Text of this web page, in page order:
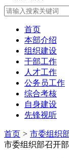
首页
本部介绍
组织建设
干部工作
人才工作
公务员工作
综合考核
自身建设
先锋视听
首页 > 市委组织
市委组织部召开